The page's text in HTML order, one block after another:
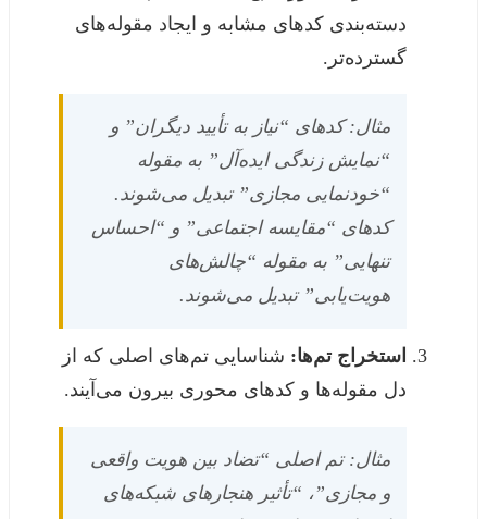
دسته‌بندی کدهای مشابه و ایجاد مقوله‌های
گسترده‌تر.
مثال: کدهای “نیاز به تأیید دیگران” و
“نمایش زندگی ایده‌آل” به مقوله
“خودنمایی مجازی” تبدیل می‌شوند.
کدهای “مقایسه اجتماعی” و “احساس
تنهایی” به مقوله “چالش‌های
هویت‌یابی” تبدیل می‌شوند.
استخراج تم‌ها: شناسایی تم‌های اصلی که از
دل مقوله‌ها و کدهای محوری بیرون می‌آیند.
مثال: تم اصلی “تضاد بین هویت واقعی
و مجازی”، “تأثیر هنجارهای شبکه‌های